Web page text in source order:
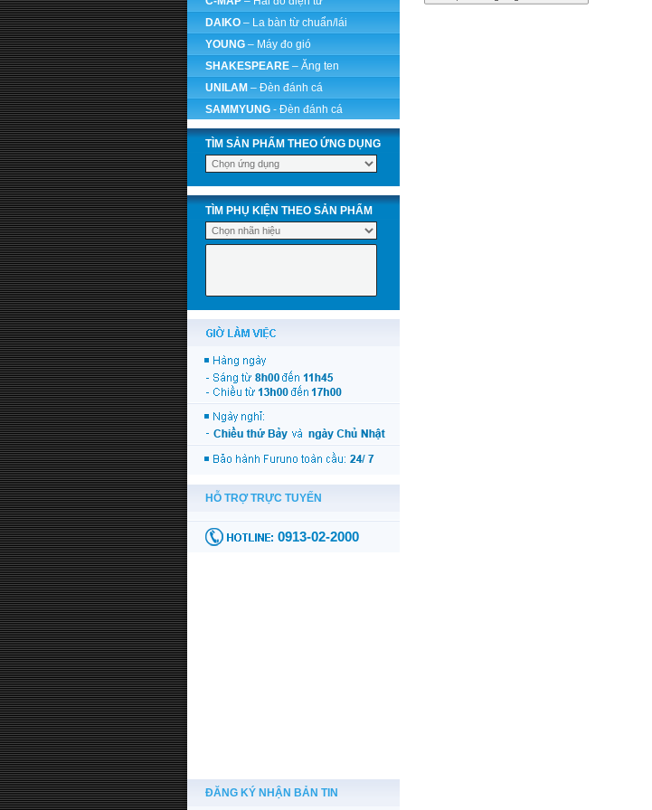
DAIKO – La bàn từ chuẩn/lái
YOUNG – Máy đo gió
SHAKESPEARE – Ăng ten
UNILAM – Đèn đánh cá
SAMMYUNG - Đèn đánh cá
TÌM SẢN PHẨM THEO ỨNG DỤNG
TÌM PHỤ KIỆN THEO SẢN PHẨM
ĐĂNG KÝ NHẬN BẢN TIN